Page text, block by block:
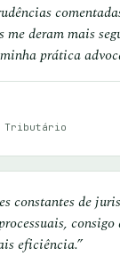
me deram mais
prática
Tributário
constantes de
eficiência.”